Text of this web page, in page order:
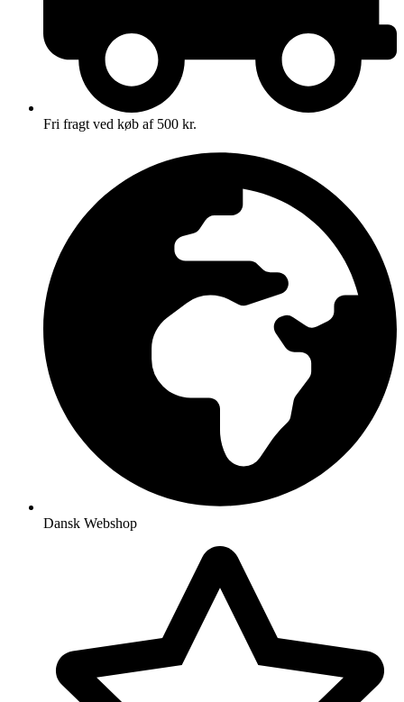
Fri fragt ved køb af 500 kr.
Dansk Webshop